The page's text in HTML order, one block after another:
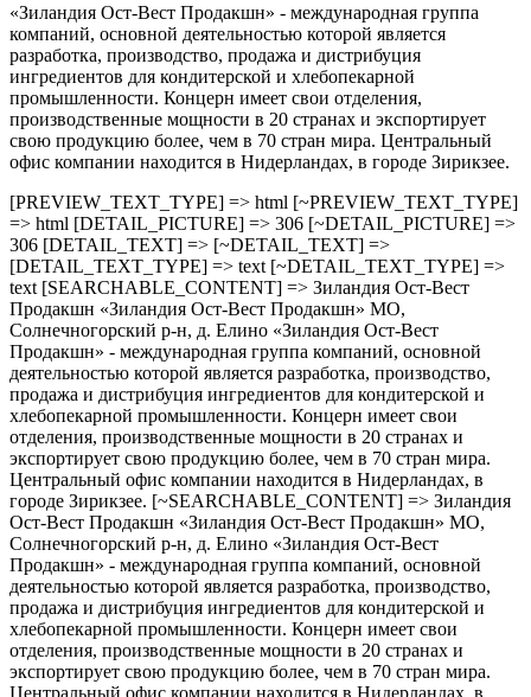
«Зиландия Ост-Вест Продакшн» - международная группа
компаний, основной деятельностью которой является
разработка, производство, продажа и дистрибуция
ингредиентов для кондитерской и хлебопекарной
промышленности. Концерн имеет свои отделения,
производственные мощности в 20 странах и экспортирует
свою продукцию более, чем в 70 стран мира. Центральный
офис компании находится в Нидерландах, в городе Зирикзее.
[PREVIEW_TEXT_TYPE] => html [~PREVIEW_TEXT_TYPE]
=> html [DETAIL_PICTURE] => 306 [~DETAIL_PICTURE] =>
306 [DETAIL_TEXT] => [~DETAIL_TEXT] =>
[DETAIL_TEXT_TYPE] => text [~DETAIL_TEXT_TYPE] =>
text [SEARCHABLE_CONTENT] => Зиландия Ост-Вест
Продакшн «Зиландия Ост-Вест Продакшн» МО,
Солнечногорский р-н, д. Елино «Зиландия Ост-Вест
Продакшн» - международная группа компаний, основной
деятельностью которой является разработка, производство,
продажа и дистрибуция ингредиентов для кондитерской и
хлебопекарной промышленности. Концерн имеет свои
отделения, производственные мощности в 20 странах и
экспортирует свою продукцию более, чем в 70 стран мира.
Центральный офис компании находится в Нидерландах, в
городе Зирикзее. [~SEARCHABLE_CONTENT] => Зиландия
Ост-Вест Продакшн «Зиландия Ост-Вест Продакшн» МО,
Солнечногорский р-н, д. Елино «Зиландия Ост-Вест
Продакшн» - международная группа компаний, основной
деятельностью которой является разработка, производство,
продажа и дистрибуция ингредиентов для кондитерской и
хлебопекарной промышленности. Концерн имеет свои
отделения, производственные мощности в 20 странах и
экспортирует свою продукцию более, чем в 70 стран мира.
Центральный офис компании находится в Нидерландах, в